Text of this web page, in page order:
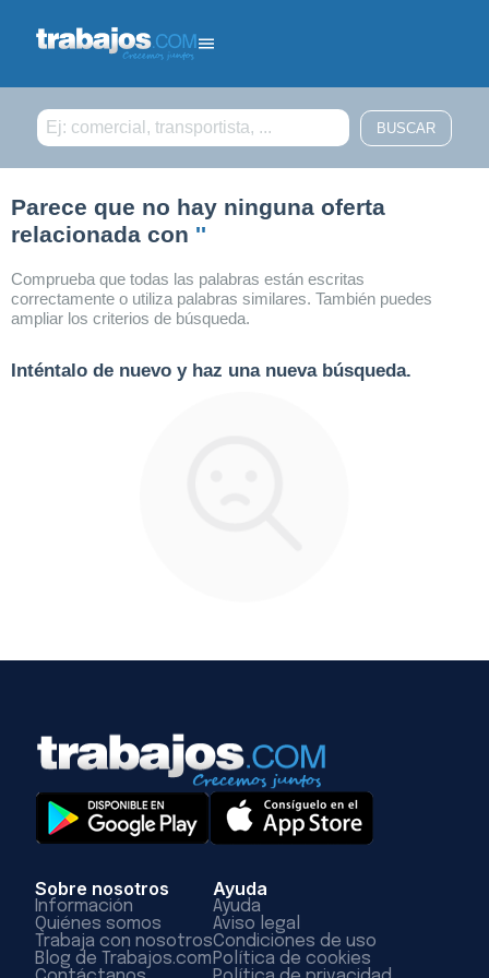
Parece que no hay ninguna oferta
relacionada con ''
Comprueba que todas las palabras están escritas
correctamente o utiliza palabras similares. También puedes
ampliar los criterios de búsqueda.
Inténtalo de nuevo y haz una nueva búsqueda.
Sobre nosotros
Información
Quiénes somos
Trabaja con nosotros
Blog de Trabajos.com
Ayuda
Ayuda
Aviso legal
Condiciones de uso
Política de cookies